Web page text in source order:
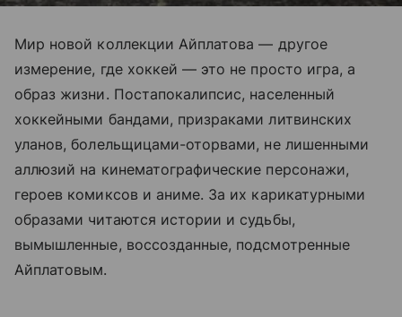
Мир новой коллекции Айплатова — другое
измерение, где хоккей — это не просто игра, а
образ жизни. Постапокалипсис, населенный
хоккейными бандами, призраками литвинских
уланов, болельщицами-оторвами, не лишенными
аллюзий на кинематографические персонажи,
героев комиксов и аниме. За их карикатурными
образами читаются истории и судьбы,
вымышленные, воссозданные, подсмотренные
Айплатовым.